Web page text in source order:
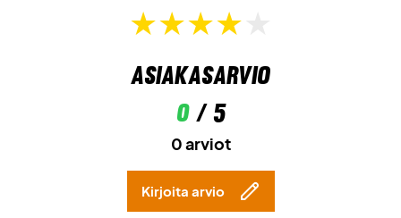
Top Steam jo tänään!
Asiakasarvio
0/ 5
0 arviot
Kirjoita arvio